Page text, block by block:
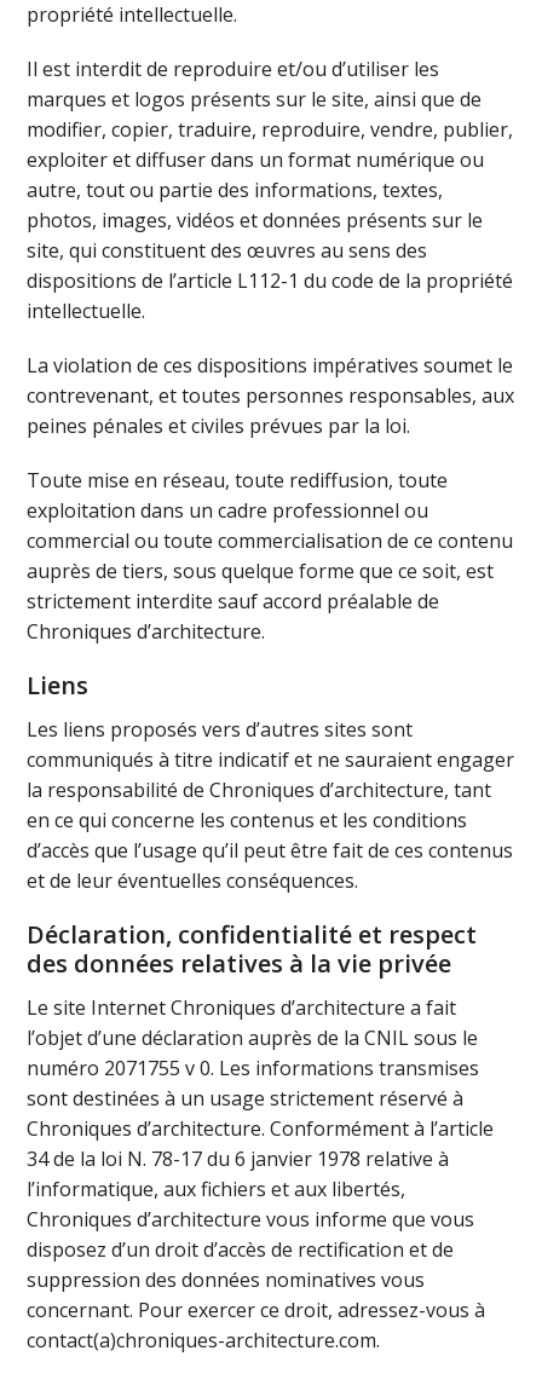
propriété intellectuelle.
Il est interdit de reproduire et/ou d’utiliser les
marques et logos présents sur le site, ainsi que de
modifier, copier, traduire, reproduire, vendre, publier,
exploiter et diffuser dans un format numérique ou
autre, tout ou partie des informations, textes,
photos, images, vidéos et données présents sur le
site, qui constituent des œuvres au sens des
dispositions de l’article L112-1 du code de la propriété
intellectuelle.
La violation de ces dispositions impératives soumet le
contrevenant, et toutes personnes responsables, aux
peines pénales et civiles prévues par la loi.
Toute mise en réseau, toute rediffusion, toute
exploitation dans un cadre professionnel ou
commercial ou toute commercialisation de ce contenu
auprès de tiers, sous quelque forme que ce soit, est
strictement interdite sauf accord préalable de
Chroniques d’architecture.
Liens
Les liens proposés vers d’autres sites sont
communiqués à titre indicatif et ne sauraient engager
la responsabilité de Chroniques d’architecture, tant
en ce qui concerne les contenus et les conditions
d’accès que l’usage qu’il peut être fait de ces contenus
et de leur éventuelles conséquences.
Déclaration, confidentialité et respect
des données relatives à la vie privée
Le site Internet Chroniques d’architecture a fait
l’objet d’une déclaration auprès de la CNIL sous le
numéro 2071755 v 0. Les informations transmises
sont destinées à un usage strictement réservé à
Chroniques d’architecture. Conformément à l’article
34 de la loi N. 78-17 du 6 janvier 1978 relative à
l’informatique, aux fichiers et aux libertés,
Chroniques d’architecture vous informe que vous
disposez d’un droit d’accès de rectification et de
suppression des données nominatives vous
concernant. Pour exercer ce droit, adressez-vous à
contact(a)chroniques-architecture.com.